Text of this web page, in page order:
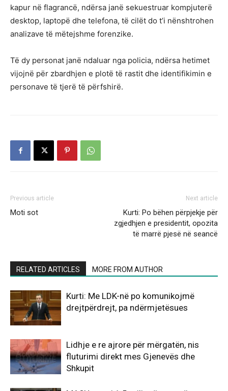
kapur në flagrancë, ndërsa janë sekuestruar kompjuterë
desktop, laptopë dhe telefona, të cilët do t’i nënshtrohen
analizave të mëtejshme forenzike.
Të dy personat janë ndaluar nga policia, ndërsa hetimet
vijojnë për zbardhjen e plotë të rastit dhe identifikimin e
personave të tjerë të përfshirë.
Previous article
Moti sot
Next article
Kurti: Po bëhen përpjekje për
zgjedhjen e presidentit, opozita
të marrë pjesë në seancë
RELATED ARTICLES MORE FROM AUTHOR
Kurti: Me LDK-në po komunikojmë
drejtpërdrejt, pa ndërmjetësues
Lidhje e re ajrore për mërgatën, nis
fluturimi direkt mes Gjenevës dhe
Shkupit